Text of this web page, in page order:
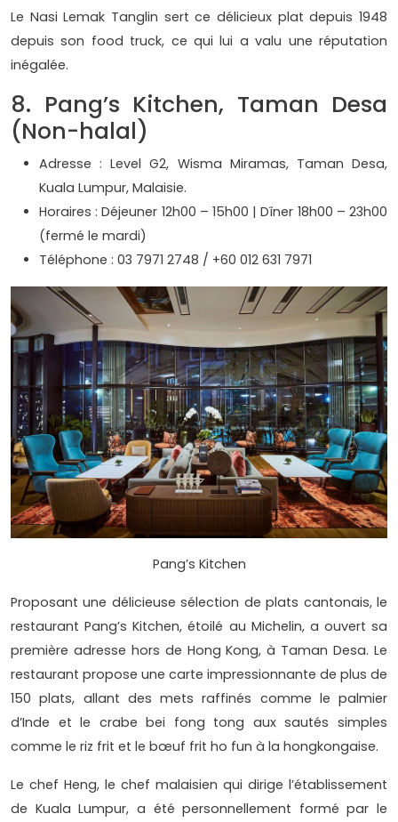
Le Nasi Lemak Tanglin sert ce délicieux plat depuis 1948
depuis son food truck, ce qui lui a valu une réputation
inégalée.
8. Pang’s Kitchen, Taman Desa
(Non-halal)
Adresse : Level G2, Wisma Miramas, Taman Desa,
Kuala Lumpur, Malaisie.
Horaires : Déjeuner 12h00 – 15h00 | Dîner 18h00 – 23h00
(fermé le mardi)
Téléphone : 03 7971 2748 / +60 012 631 7971
Pang’s Kitchen
Proposant une délicieuse sélection de plats cantonais, le
restaurant Pang’s Kitchen, étoilé au Michelin, a ouvert sa
première adresse hors de Hong Kong, à Taman Desa. Le
restaurant propose une carte impressionnante de plus de
150 plats, allant des mets raffinés comme le palmier
d’Inde et le crabe bei fong tong aux sautés simples
comme le riz frit et le bœuf frit ho fun à la hongkongaise.
Le chef Heng, le chef malaisien qui dirige l’établissement
de Kuala Lumpur, a été personnellement formé par le